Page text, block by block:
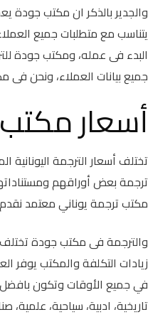
والجدير بالذكر ان مكتب
يتناسب مع متطلبات جميع
البدء فى عمله، ومكتب جودة
جميع بيانات العملاء، ونحن
أسعار
تختلف أسعار الترجمة
ترجمة بعض أوراقهم
مكتب ترجمة يوناني معتمد
والترجمة فى مكتب جودة تختلف
في جميع الأوقات وتكون
تاريخية، ادبية، سياحية،